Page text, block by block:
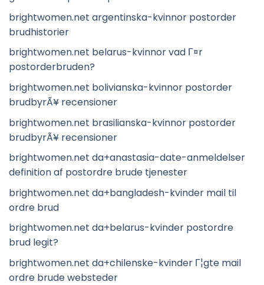
brightwomen.net argentinska-kvinnor postorder
brudhistorier
brightwomen.net belarus-kvinnor vad Г¤r
postorderbruden?
brightwomen.net bolivianska-kvinnor postorder
brudbyrÃ¥ recensioner
brightwomen.net brasilianska-kvinnor postorder
brudbyrÃ¥ recensioner
brightwomen.net da+anastasia-date-anmeldelser
definition af postordre brude tjenester
brightwomen.net da+bangladesh-kvinder mail til
ordre brud
brightwomen.net da+belarus-kvinder postordre
brud legit?
brightwomen.net da+chilenske-kvinder Г¦gte mail
ordre brude websteder